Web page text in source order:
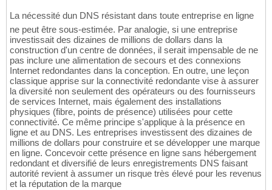
La nécessité dun DNS résistant dans toute entreprise en ligne
ne peut être sous-estimée. Par analogie, si une entreprise
investissait des dizaines de millions de dollars dans la
construction d'un centre de données, il serait impensable de ne
pas inclure une alimentation de secours et des connexions
Internet redondantes dans la conception. En outre, une leçon
classique apprise sur la connectivité redondante vise à assurer
la diversité non seulement des opérateurs ou des fournisseurs
de services Internet, mais également des installations
physiques (fibre, points de présence) utilisées pour cette
connectivité. Ce même principe s'applique à la présence en
ligne et au DNS. Les entreprises investissent des dizaines de
millions de dollars pour construire et se développer une marque
en ligne. Concevoir cette présence en ligne sans hébergement
redondant et diversifié de leurs enregistrements DNS faisant
autorité revient à assumer un risque très élevé pour les revenus
et la réputation de la marque